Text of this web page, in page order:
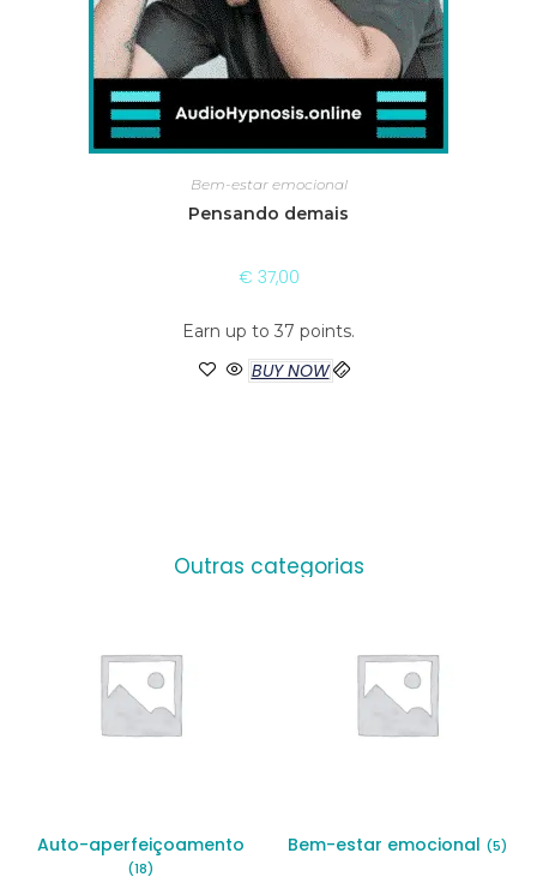
Bem-estar emocional
Pensando demais
€ 37,00
Earn up to 37 points.
BUY NOW
Outras categorias
Auto-aperfeiçoamento
(18)
Bem-estar emocional (5)